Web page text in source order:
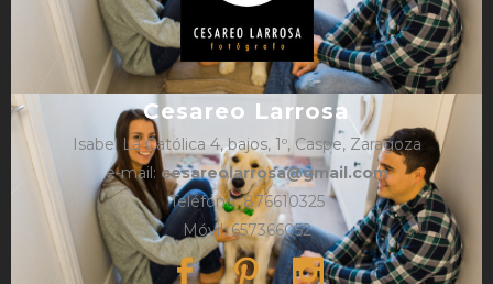
Cesareo Larrosa
Isabel La Católica 4, bajos, 1º, Caspe, Zaragoza
e-mail: cesareolarrosa@gmail.com
Teléfono: 876610325
Móvil: 657366052